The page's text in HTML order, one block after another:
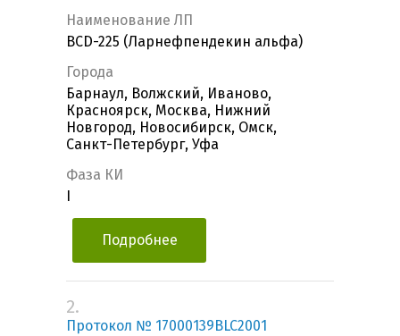
Наименование ЛП
BCD-225 (Ларнефпендекин альфа)
Города
Барнаул, Волжский, Иваново,
Красноярск, Москва, Нижний
Новгород, Новосибирск, Омск,
Санкт-Петербург, Уфа
Фаза КИ
Подробнее
2.
Протокол № 17000139BLC2001